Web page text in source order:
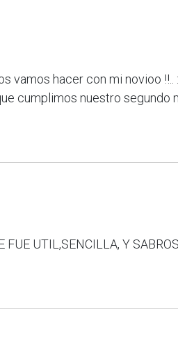
vamos hacer con mi novioo !!..
cumplimos nuestro segundo
FUE UTIL,SENCILLA, Y